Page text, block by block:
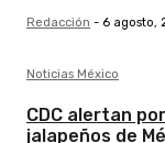
Redacción - 6 agosto,
Noticias México
CDC alertan
jalapeños de